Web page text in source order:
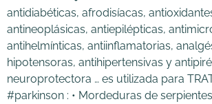
antidiabéticas, afrodisíacas,
antineoplásicas, antiepilépticas,
antihelmínticas, antiinflamatorias,
hipotensoras, antihipertensivas y
neuroprotectora … es utilizada para
#parkinson : • Mordeduras de